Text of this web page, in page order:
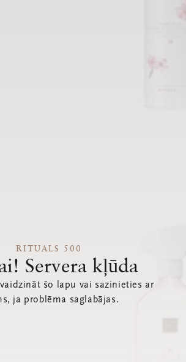
RITUALS 500
Servera kļūda
šo lapu vai sazinieties ar
ja problēma saglabājas.